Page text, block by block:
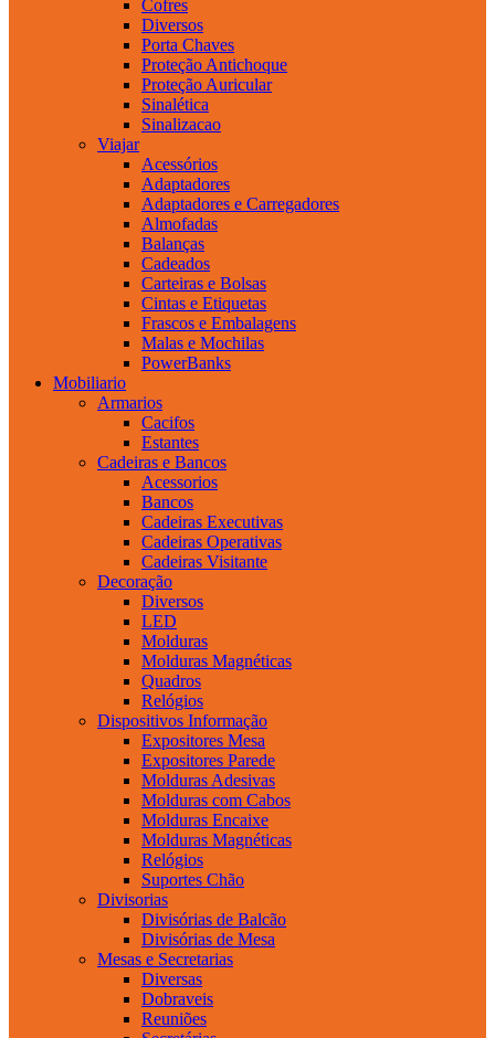
Cofres
Diversos
Porta Chaves
Proteção Antichoque
Proteção Auricular
Sinalética
Sinalizacao
Viajar
Acessórios
Adaptadores
Adaptadores e Carregadores
Almofadas
Balanças
Cadeados
Carteiras e Bolsas
Cintas e Etiquetas
Frascos e Embalagens
Malas e Mochilas
PowerBanks
Mobiliario
Armarios
Cacifos
Estantes
Cadeiras e Bancos
Acessorios
Bancos
Cadeiras Executivas
Cadeiras Operativas
Cadeiras Visitante
Decoração
Diversos
LED
Molduras
Molduras Magnéticas
Quadros
Relógios
Dispositivos Informação
Expositores Mesa
Expositores Parede
Molduras Adesivas
Molduras com Cabos
Molduras Encaixe
Molduras Magnéticas
Relógios
Suportes Chão
Divisorias
Divisórias de Balcão
Divisórias de Mesa
Mesas e Secretarias
Diversas
Dobraveis
Reuniões